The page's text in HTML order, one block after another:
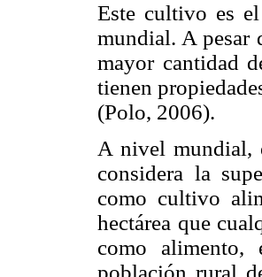
Este cultivo es
mundial. A pesar
mayor cantidad
tienen
(Polo, 2006).
A nivel mundial,
considera la
como cultivo
hectárea que
como